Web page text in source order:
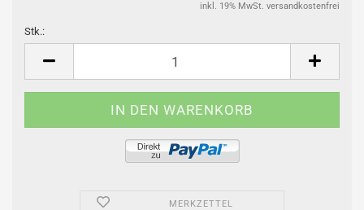
inkl. 19% MwSt. versandkostenfrei
Stk.:
MERKZETTEL